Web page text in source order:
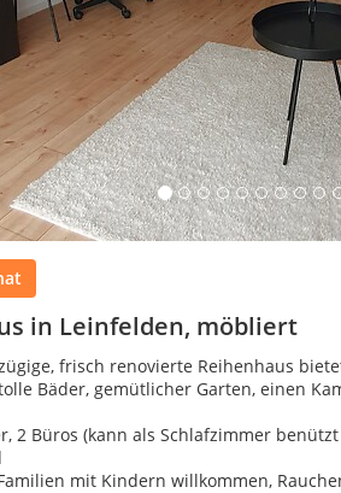
in Leinfelden, möbliert
frisch renovierte Reihenhaus
Bäder, gemütlicher Garten, einen
2 Büros (kann als Schlafzimmer
mit Kindern willkommen,